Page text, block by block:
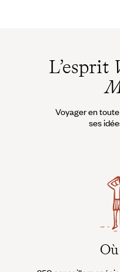
L’esprit
Voyager en
ses